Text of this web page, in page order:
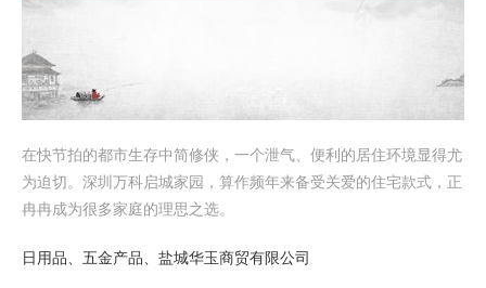
在快节拍的都市生存中简修侠，一个泄气、便利的居住环境显得尤
为迫切。深圳万科启城家园，算作频年来备受关爱的住宅款式，正
冉冉成为很多家庭的理思之选。
日用品、五金产品、盐城华玉商贸有限公司